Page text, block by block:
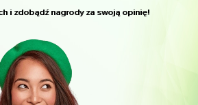
i zdobądź nagrody za swoją opinię!